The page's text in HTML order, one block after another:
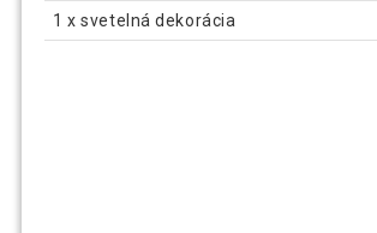
1 x svetelná dekorácia